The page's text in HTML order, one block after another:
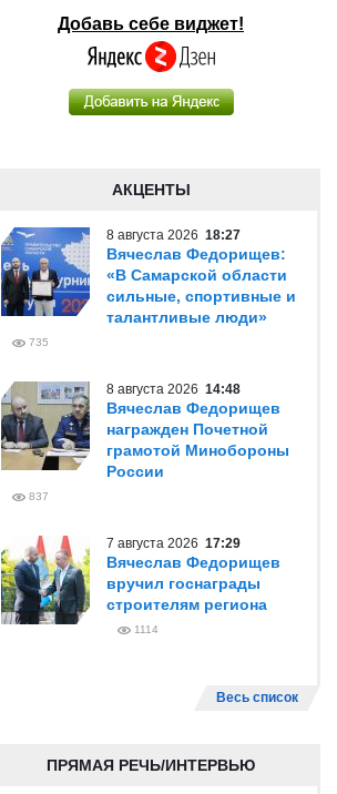
Добавь себе виджет!
АКЦЕНТЫ
8 августа 2026 18:27
Вячеслав Федорищев:
«В Самарской области
сильные, спортивные и
талантливые люди»
735
8 августа 2026 14:48
Вячеслав Федорищев
награжден Почетной
грамотой Минобороны
России
837
7 августа 2026 17:29
Вячеслав Федорищев
вручил госнаграды
строителям региона
1114
Весь список
ПРЯМАЯ РЕЧЬ/ИНТЕРВЬЮ